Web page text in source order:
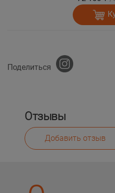
Поделиться
Отзывы
Добавить отзыв